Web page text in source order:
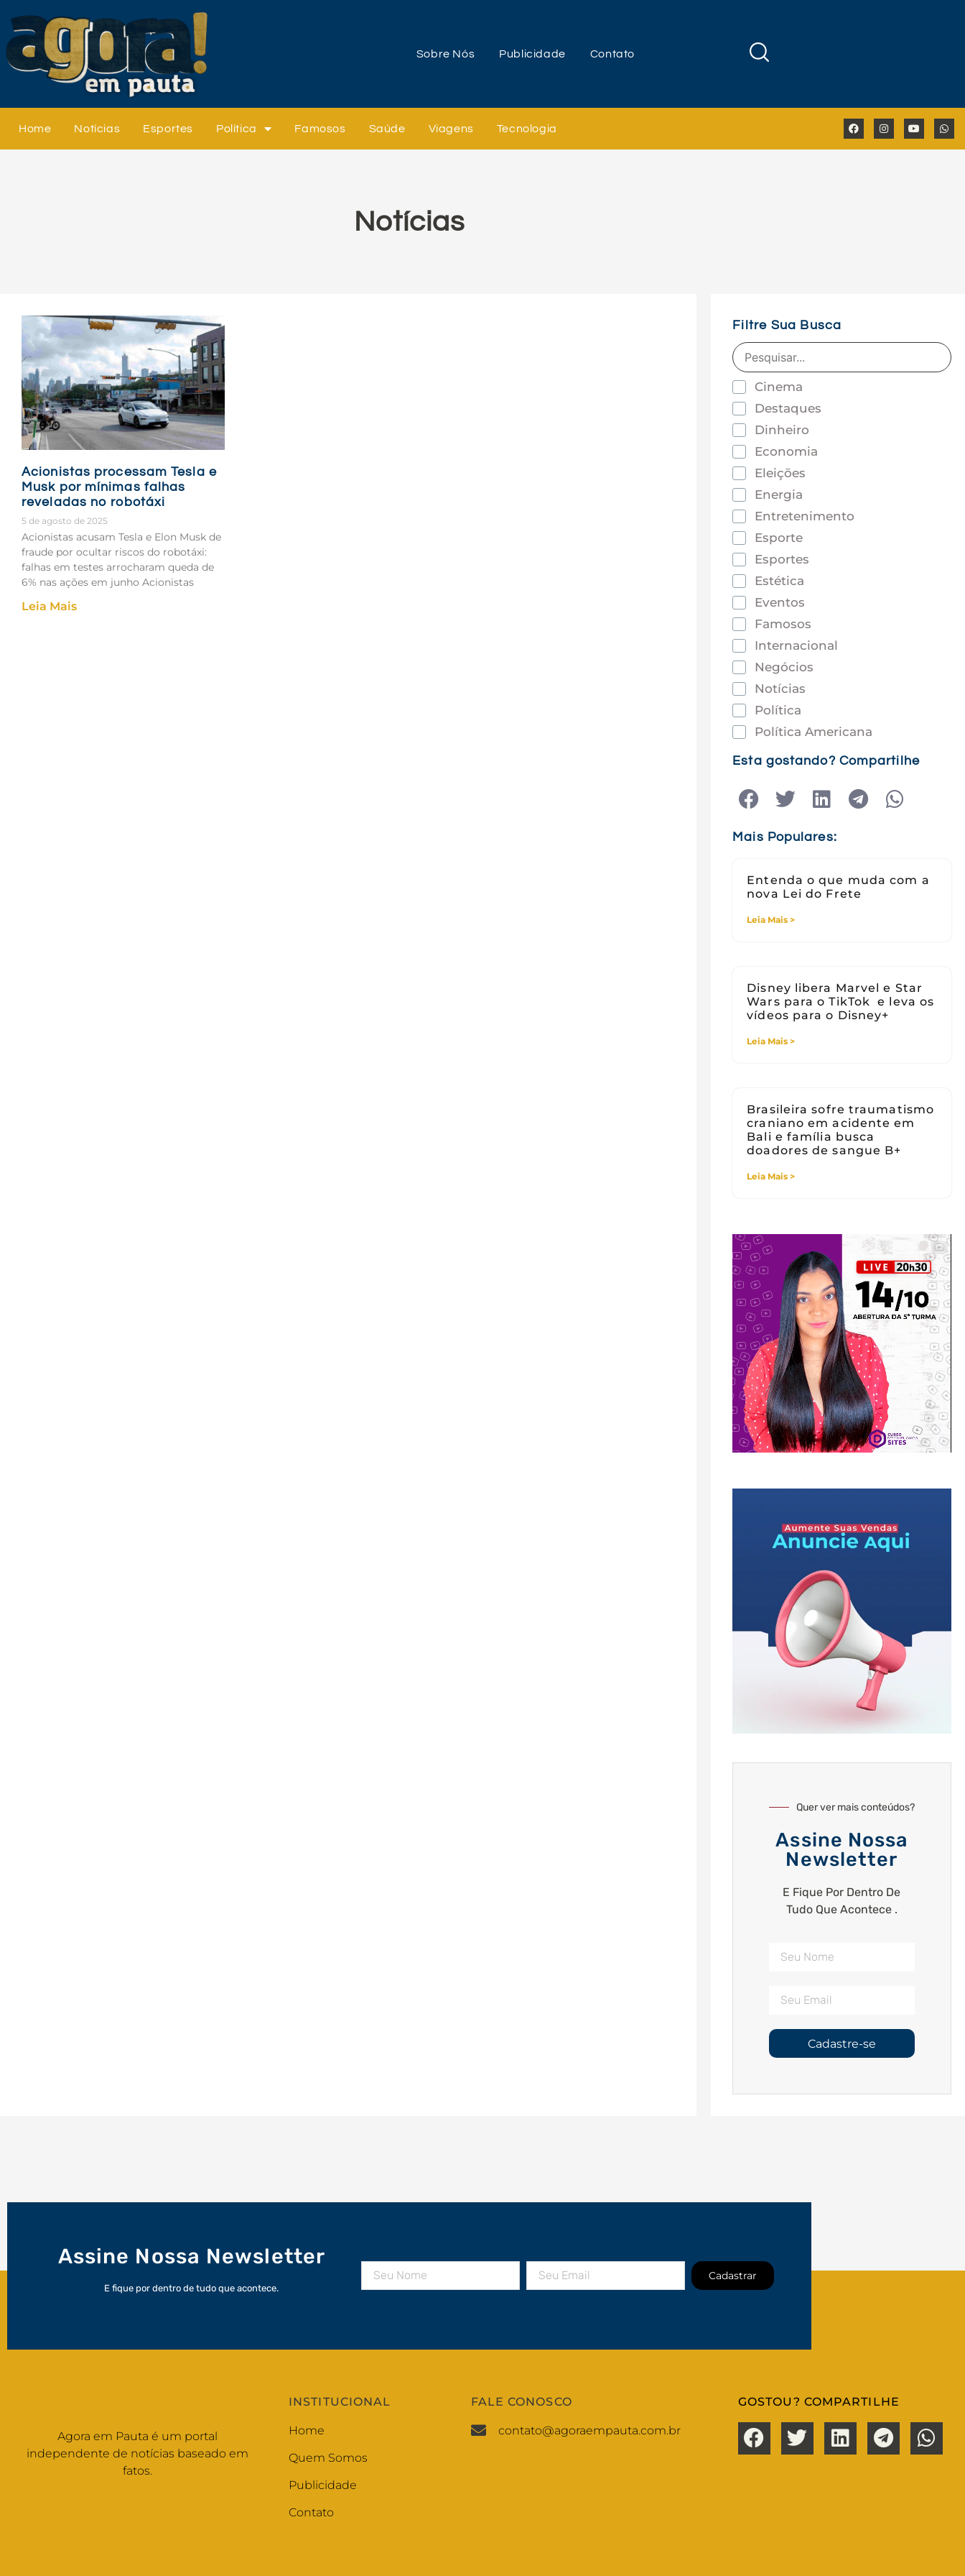
Sobre Nós Publicidade Contato
Home Notícias Esportes Política Famosos Saúde Viagens Tecnologia
Notícias
Acionistas processam Tesla e
Musk por mínimas falhas
reveladas no robotáxi
5 de agosto de 2025
Acionistas acusam Tesla e Elon Musk de
fraude por ocultar riscos do robotáxi:
falhas em testes arrocharam queda de
6% nas ações em junho Acionistas
Leia Mais
Filtre Sua Busca
Cinema
Destaques
Dinheiro
Economia
Eleições
Energia
Entretenimento
Esporte
Esportes
Estética
Eventos
Famosos
Internacional
Negócios
Notícias
Política
Política Americana
Saúde
Tecnologia
Viagens
Esta gostando? Compartilhe
Mais Populares:
Entenda o que muda com a
nova Lei do Frete
Leia Mais >
Disney libera Marvel e Star
Wars para o TikTok e leva os
vídeos para o Disney+
Leia Mais >
Brasileira sofre traumatismo
craniano em acidente em
Bali e família busca
doadores de sangue B+
Leia Mais >
Quer ver mais conteúdos?
Assine Nossa
Newsletter
E Fique Por Dentro De
Tudo Que Acontece .
Cadastre-se
Assine Nossa Newsletter
E fique por dentro de tudo que acontece.
Cadastrar
Agora em Pauta é um portal
independente de notícias baseado em
fatos.
INSTITUCIONAL
Home
Quem Somos
Publicidade
Contato
FALE CONOSCO
contato@agoraempauta.com.br
GOSTOU? COMPARTILHE